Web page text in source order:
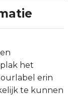
het
erin
te kunnen